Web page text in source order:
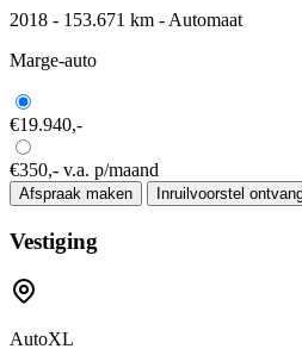
2018 - 153.671 km - Automaat
Marge-auto
€19.940,-
€350,- v.a. p/maand
Afspraak maken Inruilvoorstel
Vestiging
AutoXL